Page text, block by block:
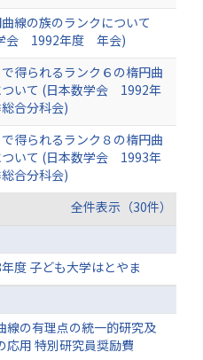
線の族のランクについて
会 1992年度 年会)
得られるランク６の楕円曲
ついて (日本数学会 1992年
合分科会)
得られるランク８の楕円曲
ついて (日本数学会 1993年
合分科会)
全件表示（30件）
度 子ども大学はとやま
線の有理点の統一的研究及
応用 特別研究員奨励費